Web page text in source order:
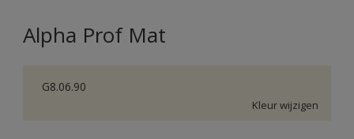
Alpha Prof Mat
G8.06.90
Kleur wijzigen